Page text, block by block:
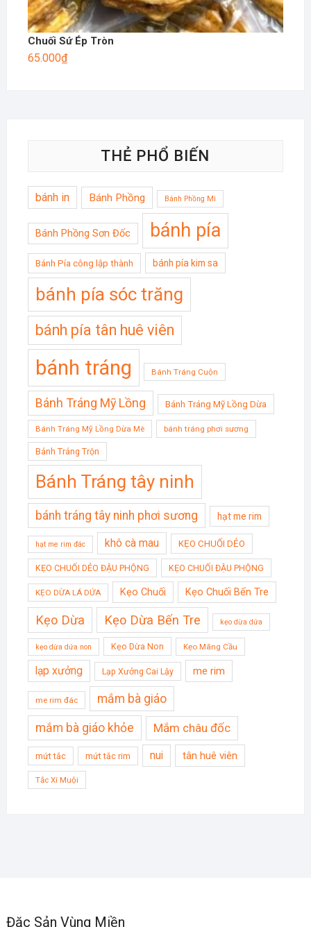
Chuối Sứ Ép Tròn
65.000₫
THẺ PHỔ BIẾN
bánh in Bánh Phồng Bánh Phồng Mì
Bánh Phồng Sơn Đốc bánh pía
Bánh Pía công lập thành bánh pía kim sa
bánh pía sóc trăng
bánh pía tân huê viên
bánh tráng Bánh Tráng Cuộn
Bánh Tráng Mỹ Lồng Bánh Tráng Mỹ Lồng Dừa
Bánh Tráng Mỹ Lồng Dừa Mè bánh tráng phơi sương
Bánh Tráng Trộn
Bánh Tráng tây ninh
bánh tráng tây ninh phơi sương hạt me rim
hạt me rim đác khô cà mau KẸO CHUỐI DẺO
KẸO CHUỐI DẺO ĐẬU PHỘNG KẸO CHUỐI ĐẬU PHỘNG
KẸO DỪA LÁ DỨA Kẹo Chuối Kẹo Chuối Bến Tre
Kẹo Dừa Kẹo Dừa Bến Tre kẹo dừa dứa
kẹo dừa dứa non Kẹo Dừa Non Kẹo Mãng Cầu
lạp xưởng Lạp Xưởng Cai Lậy me rim
me rim đác mắm bà giáo
mắm bà giáo khỏe Mắm châu đốc
mứt tắc mứt tắc rim nui tân huê viên
Tắc Xí Muội
Đặc Sản Vùng Miền